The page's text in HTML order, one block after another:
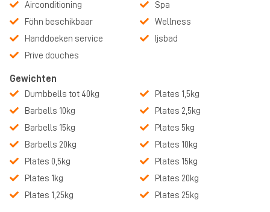
Airconditioning
Föhn beschikbaar
Handdoeken service
Prive douches
Spa
Wellness
Ijsbad
Gewichten
Dumbbells tot 40kg
Barbells 10kg
Barbells 15kg
Barbells 20kg
Plates 0,5kg
Plates 1kg
Plates 1,25kg
Plates 1,5kg
Plates 2,5kg
Plates 5kg
Plates 10kg
Plates 15kg
Plates 20kg
Plates 25kg